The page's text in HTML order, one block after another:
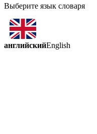
Выберите язык словаря
английскийEnglish